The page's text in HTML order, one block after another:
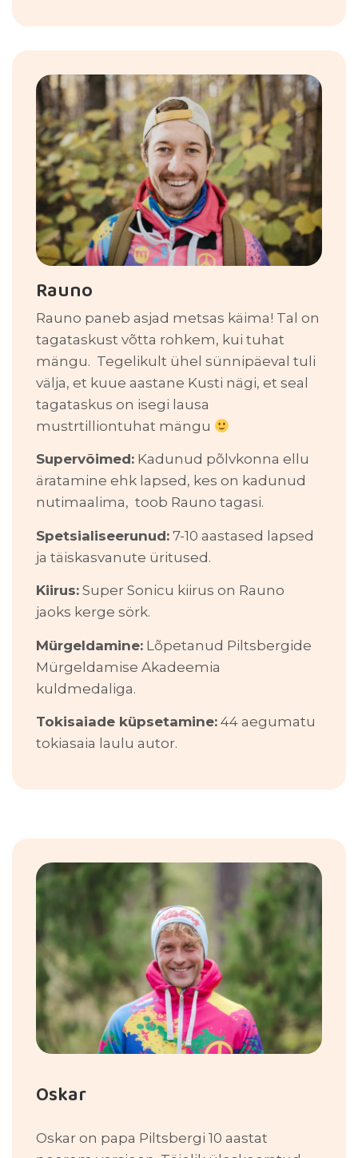
Rauno
Rauno paneb asjad metsas käima! Tal on
tagataskust võtta rohkem, kui tuhat
mängu. Tegelikult ühel sünnipäeval tuli
välja, et kuue aastane Kusti nägi, et seal
tagataskus on isegi lausa
mustrtilliontuhat mängu
Supervõimed: Kadunud põlvkonna ellu
äratamine ehk lapsed, kes on kadunud
nutimaalima, toob Rauno tagasi.
Spetsialiseerunud: 7-10 aastased lapsed
ja täiskasvanute üritused.
Kiirus: Super Sonicu kiirus on Rauno
jaoks kerge sörk.
Mürgeldamine: Lõpetanud Piltsbergide
Mürgeldamise Akadeemia
kuldmedaliga.
Tokisaiade küpsetamine: 44 aegumatu
tokiasaia laulu autor.
Oskar
Oskar on papa Piltsbergi 10 aastat